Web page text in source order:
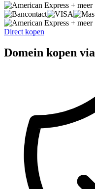
+ meer
+ meer
Direct kopen
Domein kopen